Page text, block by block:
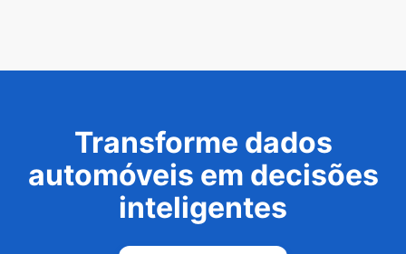
Transforme dados
automóveis em decisões
inteligentes